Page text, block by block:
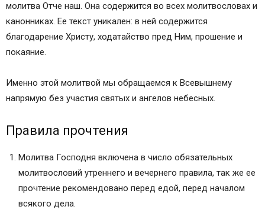
молитва Отче наш. Она содержится во всех молитвословах и
канонниках. Ее текст уникален: в ней содержится
благодарение Христу, ходатайство пред Ним, прошение и
покаяние.
Именно этой молитвой мы обращаемся к Всевышнему
напрямую без участия святых и ангелов небесных.
Правила прочтения
Молитва Господня включена в число обязательных
молитвословий утреннего и вечернего правила, так же ее
прочтение рекомендовано перед едой, перед началом
всякого дела.